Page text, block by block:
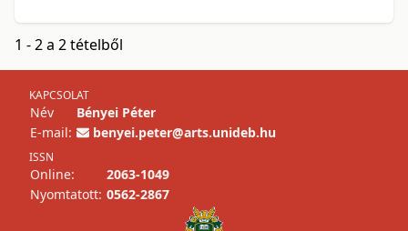
1 - 2 a 2 tételből
KAPCSOLAT
Név
Bényei Péter
E-mail:
benyei.peter@arts.unideb.hu
ISSN
Online:
2063-1049
Nyomtatott: 0562-2867